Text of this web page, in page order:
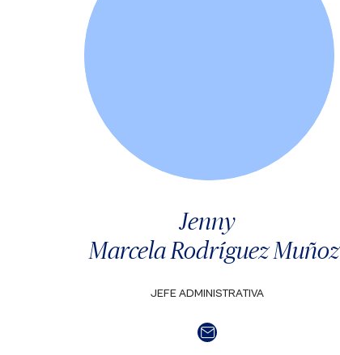
Jenny
Marcela Rodríguez Muñoz
JEFE ADMINISTRATIVA